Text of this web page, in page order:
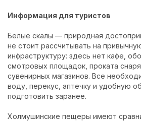
Информация для туристов
Белые скалы — природная
не стоит рассчитывать на
инфраструктуру: здесь нет кафе,
смотровых площадок, проката
сувенирных магазинов. Все
воду, перекус, аптечку и удобную
подготовить заранее.
Холмушинские пещеры имеют